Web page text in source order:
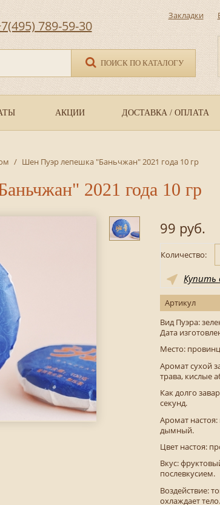
789-59-30
ПОИСК ПО КАТАЛОГУ
Закладки
АКЦИИ ДОСТАВКА / ОПЛАТА
/ Шен Пуэр лепешка "Баньчжан" 2021 года 10 гр
2021 года 10 гр
99 руб.
Количество:
Купить
Артикул
Вид Пуэра:
Дата
Место:
Аромат сухой
трава, кислые
Как долго
секунд.
Аромат
дымный.
Цвет настоя:
Вкус:
послевкусием.
Воздействие:
охлаждает тело.